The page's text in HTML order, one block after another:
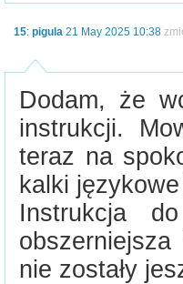
15: pigula 21 May 2025 10:38
Dodam, że
instrukcji.
teraz na
kalki
Instrukcja
nie zostały